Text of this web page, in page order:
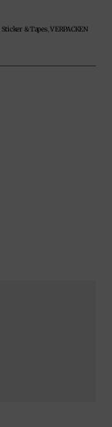
Sticker & Tapes,VERPACKEN